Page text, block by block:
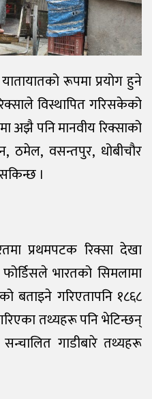
रूपमा प्रयोग हुने
विस्थापित गरिसकेको
अझै पनि मानवीय रिक्साको
वसन्तपुर, धोबीचौर
।
प्रथमपटक रिक्सा देखा
भारतको सिमलामा
बताइने गरिएतापनि १८६८
तथ्यहरू पनि भेटिन्छन्
गाडीबारे तथ्यहरू